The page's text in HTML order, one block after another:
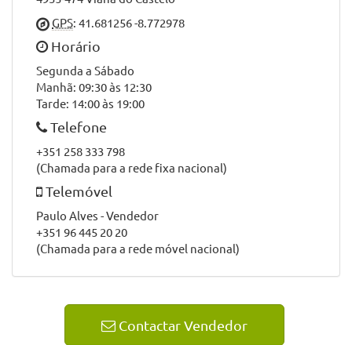
GPS: 41.681256 -8.772978
Horário
Segunda a Sábado
Manhã: 09:30 às 12:30
Tarde: 14:00 às 19:00
Telefone
+351 258 333 798
(Chamada para a rede fixa nacional)
Telemóvel
Paulo Alves - Vendedor
+351 96 445 20 20
(Chamada para a rede móvel nacional)
Contactar Vendedor